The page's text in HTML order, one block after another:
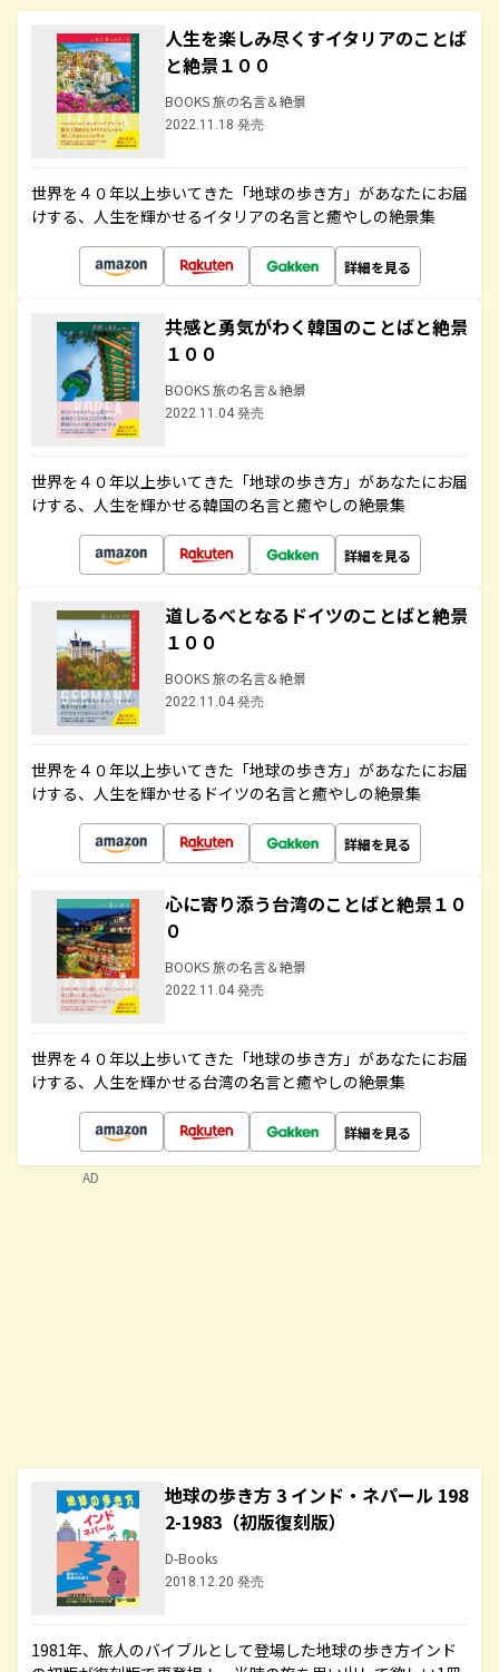
人生を楽しみ尽くすイタリアのことば
と絶景１００
BOOKS 旅の名言＆絶景
2022.11.18 発売
世界を４０年以上歩いてきた「地球の歩き方」があなたにお届
けする、人生を輝かせるイタリアの名言と癒やしの絶景集
詳細を見る
共感と勇気がわく韓国のことばと絶景
１００
BOOKS 旅の名言＆絶景
2022.11.04 発売
世界を４０年以上歩いてきた「地球の歩き方」があなたにお届
けする、人生を輝かせる韓国の名言と癒やしの絶景集
詳細を見る
道しるべとなるドイツのことばと絶景
１００
BOOKS 旅の名言＆絶景
2022.11.04 発売
世界を４０年以上歩いてきた「地球の歩き方」があなたにお届
けする、人生を輝かせるドイツの名言と癒やしの絶景集
詳細を見る
心に寄り添う台湾のことばと絶景１０
０
BOOKS 旅の名言＆絶景
2022.11.04 発売
世界を４０年以上歩いてきた「地球の歩き方」があなたにお届
けする、人生を輝かせる台湾の名言と癒やしの絶景集
詳細を見る
地球の歩き方 3 インド・ネパール 198
2-1983（初版復刻版）
D-Books
2018.12.20 発売
1981年、旅人のバイブルとして登場した地球の歩き方インド
AD